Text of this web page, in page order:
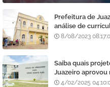
Prefeitura de
análise de
8/08/2023
Saiba quais
Juazeiro
4/02/2025